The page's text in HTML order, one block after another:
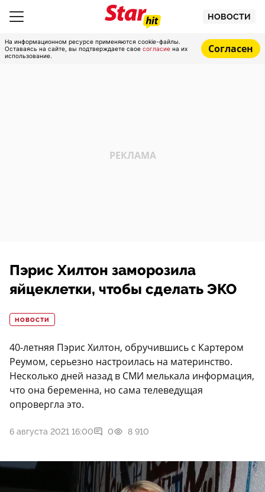
НОВОСТИ
На информационном ресурсе применяются cookie-файлы.
Оставаясь на сайте, вы подтверждаете свое согласие на их
использование.
Согласен
Пэрис Хилтон заморозила
яйцеклетки, чтобы сделать ЭКО
НОВОСТИ
40-летняя Пэрис Хилтон, обручившись с Картером
Реумом, серьезно настроилась на материнство.
Несколько дней назад в СМИ мелькала информация,
что она беременна, но сама телеведущая
опровергла это.
6 августа 2021 16:00 0 8 910